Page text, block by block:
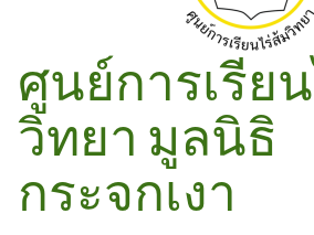
ศูนย์การเรีย
วิทยา มูลนิธิ
กระจกเงา